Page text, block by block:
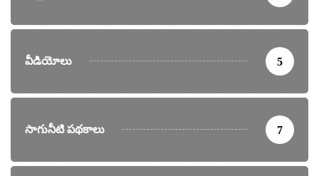
వీడియోలు 5
సాగునీటి పథకాలు 7